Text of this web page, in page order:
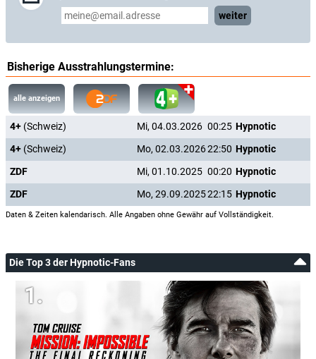
weiter
Bisherige Ausstrahlungstermine:
alle anzeigen
4+ (Schweiz) Mi, 04.03.2026 00:25 Hypnotic
4+ (Schweiz) Mo, 02.03.202622:50 Hypnotic
ZDF
Mi, 01.10.2025 00:20 Hypnotic
ZDF
Mo, 29.09.202522:15 Hypnotic
Daten & Zeiten kalendarisch. Alle Angaben ohne Gewähr auf Vollständigkeit.
Die Top 3 der Hypnotic-Fans